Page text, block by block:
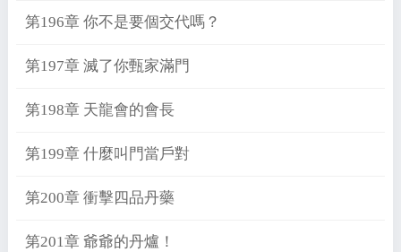
第196章 你不是要個交代嗎？
第197章 滅了你甄家滿門
第198章 天龍會的會長
第199章 什麼叫門當戶對
第200章 衝擊四品丹藥
第201章 爺爺的丹爐！